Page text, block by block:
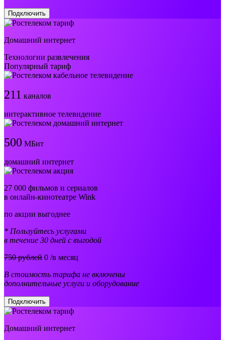
Подключить
Домашний интернет
Технологии развлечения
Популярный тариф
211 каналов
интерактивное телевидение
500 МБит
домашний интернет
27 000 фильмов и сериалов
в онлайн-кинотеатре Wink
по акции выгоднее
* Пользуйтесь услугами
в течение 30 дней с выгодой
750 рублей 0 /в месяц
В стоимость тарифа не включены
дополнительные услуги и оборудование
Подключить
Домашний интернет